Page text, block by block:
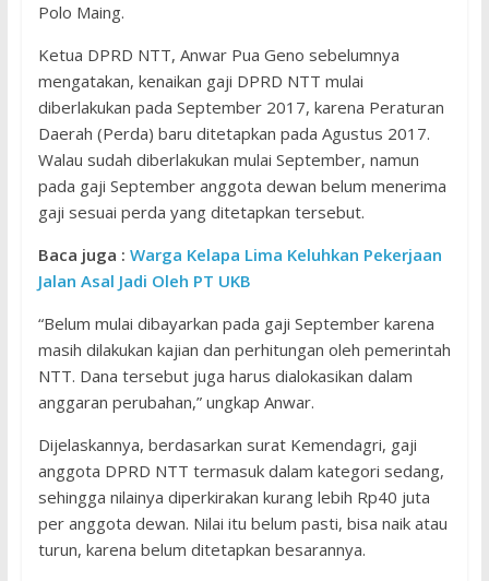
Polo Maing.
Ketua DPRD NTT, Anwar Pua Geno sebelumnya
mengatakan, kenaikan gaji DPRD NTT mulai
diberlakukan pada September 2017, karena Peraturan
Daerah (Perda) baru ditetapkan pada Agustus 2017.
Walau sudah diberlakukan mulai September, namun
pada gaji September anggota dewan belum menerima
gaji sesuai perda yang ditetapkan tersebut.
Baca juga : Warga Kelapa Lima Keluhkan Pekerjaan
Jalan Asal Jadi Oleh PT UKB
“Belum mulai dibayarkan pada gaji September karena
masih dilakukan kajian dan perhitungan oleh pemerintah
NTT. Dana tersebut juga harus dialokasikan dalam
anggaran perubahan,” ungkap Anwar.
Dijelaskannya, berdasarkan surat Kemendagri, gaji
anggota DPRD NTT termasuk dalam kategori sedang,
sehingga nilainya diperkirakan kurang lebih Rp40 juta
per anggota dewan. Nilai itu belum pasti, bisa naik atau
turun, karena belum ditetapkan besarannya.